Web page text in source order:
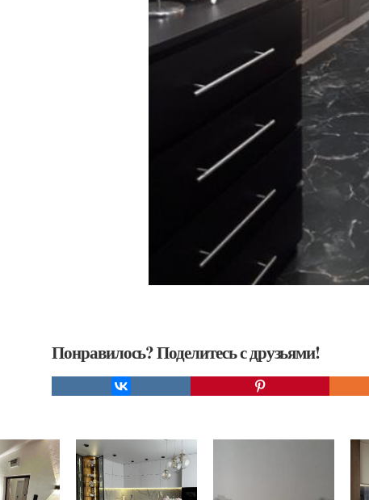
Понравилось? Поделитесь с друзьями!